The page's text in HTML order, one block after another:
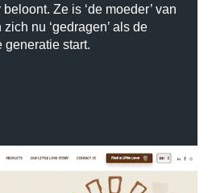
Ze is ‘de moeder’ van
nu ‘gedragen’ als de
generatie start.